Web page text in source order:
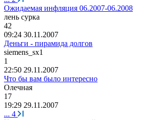
Ожидаемая инфляция 06.2007-06.2008
лень сурка
42
09:24 30.11.2007
Деньги - пирамида долгов
siemens_sx1
1
22:50 29.11.2007
Что бы вам было интересно
Олечная
17
19:29 29.11.2007
... 4